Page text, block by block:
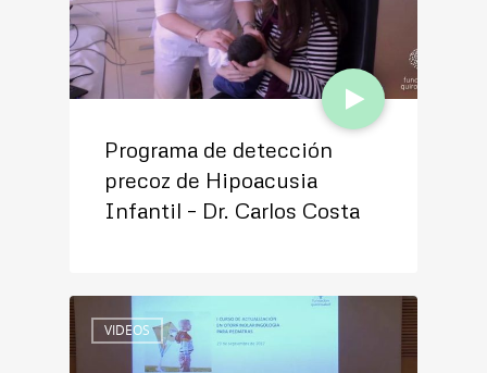
Programa de detección
precoz de Hipoacusia
Infantil – Dr. Carlos Costa
VIDEOS